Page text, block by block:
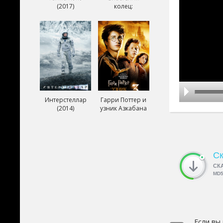
(2017)
колец:
короля (2003)
Интерстеллар
(2014)
Гарри Поттер и
узник Азкабана